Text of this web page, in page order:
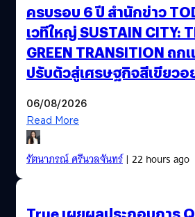
ครบรอบ 6 ปี สำนักข่าว
เวทีใหญ่ SUSTAIN CITY:
GREEN TRANSITION ถก
ปรับตัวสู่เศรษฐกิจสีเขียวอ
06/08/2026
Read More
รัตนาภรณ์ ศรีนวลจันทร์| 22 hours ago